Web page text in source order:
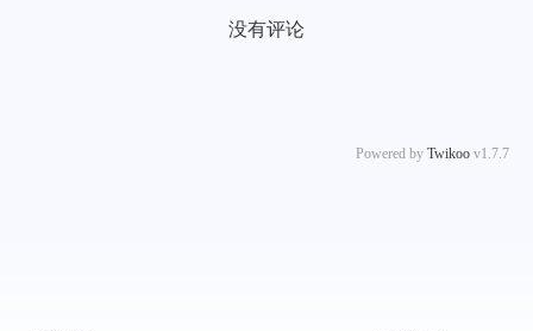
没有评论
Powered by Twikoo v1.7.7